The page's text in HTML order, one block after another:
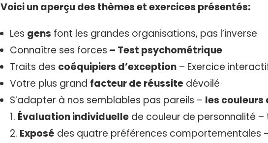
Voici un aperçu des thèmes et exercices présentés:
Les gens font les grandes organisations, pas l’inverse
Connaître ses forces – Test psychométrique
Traits des coéquipiers d’exception– Exercice
Votre plus grand facteur de réussitedévoilé
S’adapter à nos semblables pas pareils – les couleurs
Évaluation individuellede couleur de personnalité –
Exposé des quatre préférences comportementales